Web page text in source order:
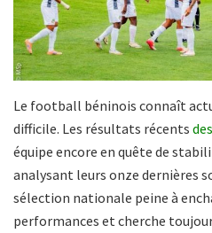
Le football béninois connaît
difficile. Les résultats récents
équipe encore en quête de
analysant leurs onze dernières
sélection nationale peine à
performances et cherche